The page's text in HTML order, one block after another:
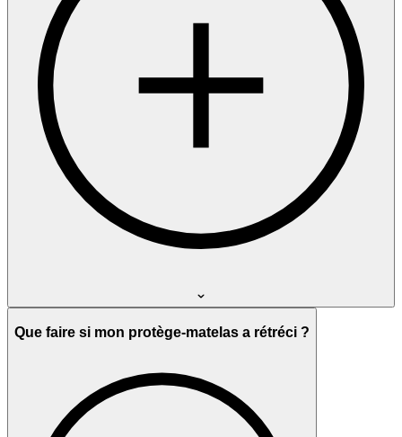
Que faire si mon protège-matelas a rétréci ?